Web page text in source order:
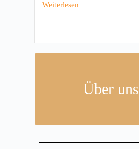
Weiterlesen
Über uns